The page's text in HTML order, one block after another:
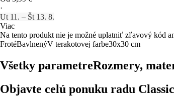
·
Ut 11. – Št 13. 8.
Viac
Na tento produkt nie je možné uplatniť zľavový kód
FrotéBavlnenýV terakotovej farbe30x30 cm
Všetky parametreRozmery,
Objavte celú ponuku radu Classic